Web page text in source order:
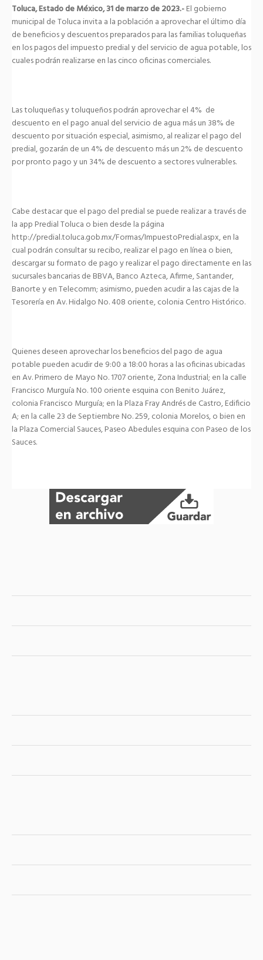
Toluca, Estado de México, 31 de marzo de 2023.-El gobierno
municipal de Toluca invita a la población a aprovechar el último día
de beneficios y descuentos preparados para las familias toluqueñas
en los pagos del impuesto predial y del servicio de agua potable, los
cuales podrán realizarse en las cinco oficinas comerciales.
Las toluqueñas y toluqueños podrán aprovechar el 4% de
descuento en el pago anual del servicio de agua más un 38% de
descuento por situación especial, asimismo, al realizar el pago del
predial, gozarán de un 4% de descuento más un 2% de descuento
por pronto pago y un 34% de descuento a sectores vulnerables.
Cabe destacar que el pago del predial se puede realizar a través de
la app Predial Toluca o bien desde la página
http://predial.toluca.gob.mx/Formas/ImpuestoPredial.aspx, en la
cual podrán consultar su recibo, realizar el pago en línea o bien,
descargar su formato de pago y realizar el pago directamente en las
sucursales bancarias de BBVA, Banco Azteca, Afirme, Santander,
Banorte y en Telecomm; asimismo, pueden acudir a las cajas de la
Tesorería en Av. Hidalgo No. 408 oriente, colonia Centro Histórico.
Quienes deseen aprovechar los beneficios del pago de agua
potable pueden acudir de 9:00 a 18:00 horas a las oficinas ubicadas
en Av. Primero de Mayo No. 1707 oriente, Zona Industrial; en la calle
Francisco Murguía No. 100 oriente esquina con Benito Juárez,
colonia Francisco Murguía; en la Plaza Fray Andrés de Castro, Edificio
A; en la calle 23 de Septiembre No. 259, colonia Morelos, o bien en
la Plaza Comercial Sauces, Paseo Abedules esquina con Paseo de los
Sauces.